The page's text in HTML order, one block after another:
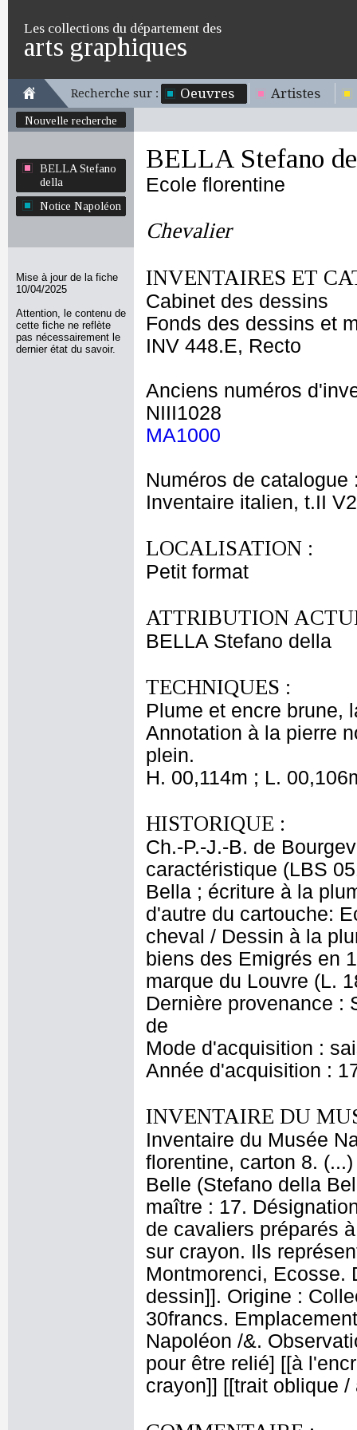
Les collections du département des
arts graphiques
Recherche sur : Oeuvres Artistes
Nouvelle recherche
BELLA Stefano
della
Notice Napoléon
Mise à jour de la fiche
10/04/2025
Attention, le contenu de
cette fiche ne reflète
pas nécessairement le
dernier état du savoir.
BELLA Stefano
Ecole florentine
Chevalier
INVENTAIRES ET
Cabinet des dessins
Fonds des dessins et
INV 448.E, Recto
Anciens numéros
NIII1028
MA1000
Numéros de catalogue
Inventaire italien, t.II
LOCALISATION :
Petit format
ATTRIBUTION
BELLA Stefano della
TECHNIQUES :
Plume et encre brune,
Annotation à la pierre
plein.
H. 00,114m ; L.
HISTORIQUE :
Ch.-P.-J.-B. de
caractéristique (LBS
Bella ; écriture à la
d'autre du cartouche:
cheval / Dessin à la
biens des Emigrés en
marque du Louvre (L.
Dernière provenance :
de
Mode d'acquisition :
Année d'acquisition :
INVENTAIRE DU
Inventaire du Musée
florentine, carton 8.
Belle (Stefano della
maître : 17.
de cavaliers préparés
sur crayon. Ils
Montmorenci, Ecosse.
dessin]]. Origine :
30francs.
Napoléon /&.
pour être relié] [[à
crayon]] [[trait oblique